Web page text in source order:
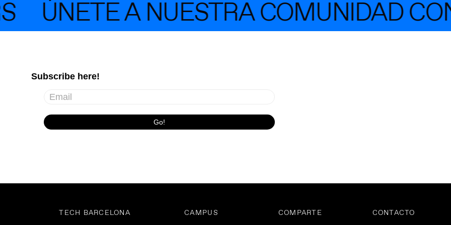
ÚNETE A NUESTRA COMUNIDAD CON
TECH BARCELONA CAMPUS COMPARTE CONTACTO